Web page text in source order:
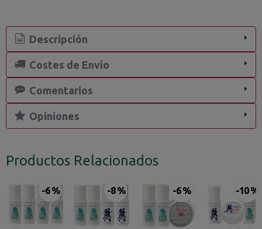
Descripción
Costes de Envío
Comentarios
Opiniones
Productos Relacionados
-6 % -8 % -6 % -10 %